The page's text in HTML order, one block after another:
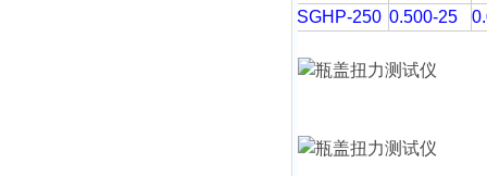
SGHP-250 0.500-25